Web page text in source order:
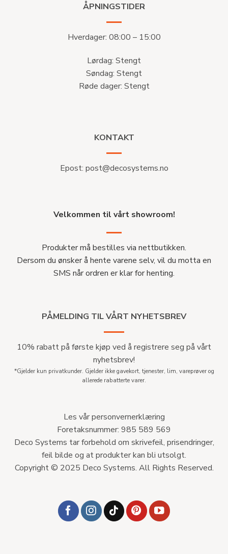
ÅPNINGSTIDER
Hverdager: 08:00 – 15:00
Lørdag: Stengt
Søndag: Stengt
Røde dager: Stengt
KONTAKT
Epost: post@decosystems.no
Velkommen til vårt showroom!
Produkter må bestilles via nettbutikken.
Dersom du ønsker å hente varene selv, vil du motta en
SMS når ordren er klar for henting.
PÅMELDING TIL VÅRT NYHETSBREV
10% rabatt på første kjøp ved å registrere seg på vårt
nyhetsbrev!
*Gjelder kun privatkunder. Gjelder ikke gavekort, tjenester, lim, vareprøver og
allerede rabatterte varer.
Les vår personvernerklæring
Foretaksnummer: 985 589 569
Deco Systems tar forbehold om skrivefeil, prisendringer,
feil bilde og at produkter kan bli utsolgt.
Copyright © 2025 Deco Systems. All Rights Reserved.